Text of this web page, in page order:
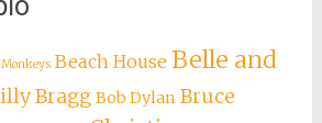
Beach House Belle and
Bragg Bob Dylan Bruce